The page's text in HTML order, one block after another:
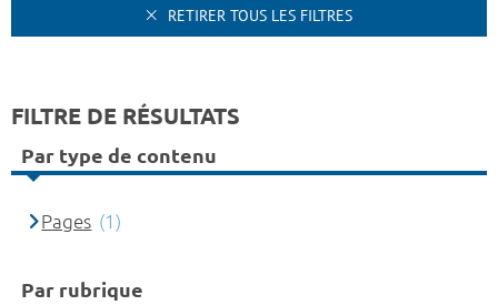
RETIRER TOUS LES FILTRES
FILTRE DE RÉSULTATS
Par type de contenu
Pages (1)
Par rubrique